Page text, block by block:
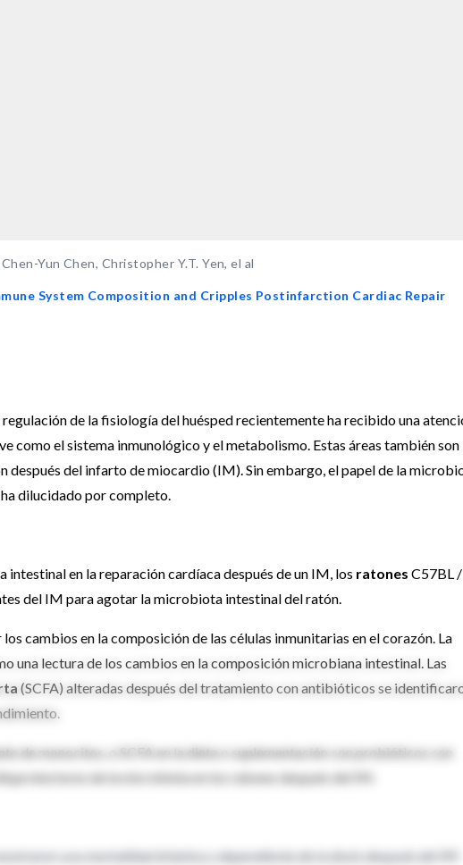
Yun Chen, Christopher Y.T. Yen, el al
System Composition and Cripples Postinfarction Cardiac Repair
de la fisiología del huésped recientemente ha recibido una
como el sistema inmunológico y el metabolismo. Estas áreas también son
después del infarto de miocardio (IM). Sin embargo, el papel de la
dilucidado por completo.
en la reparación cardíaca después de un IM, los ratones C57BL
del IM para agotar la microbiota intestinal del ratón.
cambios en la composición de las células inmunitarias en el corazón. La
una lectura de los cambios en la composición microbiana intestinal. Las
(SCFA) alteradas después del tratamiento con antibióticos se
de monocitos, o SCFA en la dieta o suplementación con probióticos con
de la microbiota en los ratones después del IM.
una mortalidad drástica y dependiente de la dosis después del IM.